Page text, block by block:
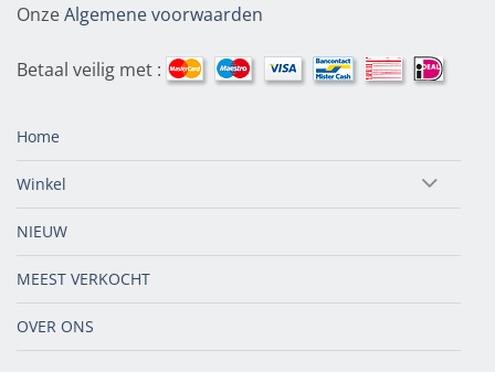
OnzeAlgemene voorwaarden
Betaal veilig met :
Home
Winkel
NIEUW
MEEST VERKOCHT
OVER ONS